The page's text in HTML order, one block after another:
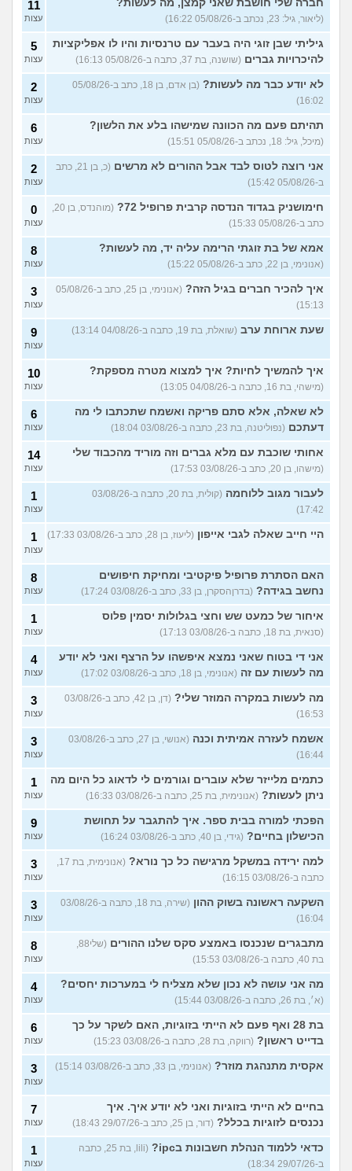
שתי אופציות קשות לפני
השירות בצה"ל (ניצן, בן 18)
2
עצות
התנשקתי עם מישהו מהבסיס
מרגישה לגבי זה (תמר, בת 20)
6
אפשרי לקבל מנ״תית בסירוב
בבאקום?
(ליה, בת 20)
0
עצות
מסלול אופק מודיעין - האם
2
מה לסמן בשאלון העדפות אם
אני לא רוצה קרבי?
1
עוד שאלות חדשות במדור
חברה שלי חושבת שאני קמצן, מה לעשות?
(ליאור, גיל: 23, נכתב ב-05/08/26 16:22)
11
עצות
גיליתי שבן זוגי היה בעבר עם טרנסיות והיו לו אפליקציות
להיכרויות גברים (שושנה, בת 37, כתבה ב-05/08/26 16:13)
5
עצות
לא יודע כבר מה לעשות?
(בן אדם, בן 18, כתב ב-05/08/26
16:02)
2
עצות
תהיתם פעם מה הכוונה שמישהו בלע את הלשון?
(מיכל, גיל: 18, נכתב ב-05/08/26 15:51)
6
עצות
אני רוצה לטוס לבד אבל ההורים לא מרשים
(כ, בן 21, כתב
ב-05/08/26 15:42)
2
עצות
חימושניק בגדוד הנדסה קרבית פרופיל 72?
(מוהנדס, בן 20,
כתב ב-05/08/26 15:33)
0
עצות
אמא של בת זוגתי הרימה עליה יד, מה לעשות?
(אנונימי, בן 22, כתב ב-05/08/26 15:22)
8
עצות
איך להכיר חברים בגיל הזה?
(אנונימי, בן 25, כתב ב-05/08/26
15:13)
3
עצות
שעת ארוחת ערב (שואלת, בת 19, כתבה ב-04/08/26 13:14) 9
עצות
איך להמשיך לחיות? איך למצוא מטרה מספקת?
(מישהי, בת 16, כתבה ב-04/08/26 13:05)
10
עצות
לא שאלה, אלא סתם פריקה ואשמח שתכתבו לי מה
דעתכם (נפוליטנה, בת 23, כתבה ב-03/08/26 18:04)
6
עצות
אחותי שוכבת עם מלא גברים וזה מוריד מהכבוד שלי
(מישהו, בן 20, כתב ב-03/08/26 17:53)
14
עצות
לעבור מגוב ללוחמה
(קולית, בת 20, כתבה ב-03/08/26
17:42)
1
עצות
היי חייב שאלה לגבי אייפון (ליעוז, בן 28, כתב ב-03/08/26 17:33) 1
עצות
האם הסתרת פרופיל פיקטיבי ומחיקת חיפושים
נחשב בגידה? (בדרןהסקרן, בן 33, כתב ב-03/08/26 17:24)
8
עצות
איחור של כמעט שש וחצי בגלולות יסמין פלוס
(סנאית, בת 18, כתבה ב-03/08/26 17:13)
1
עצות
אני די בטוח שאני נמצא איפשהו על הרצף ואני לא יודע
מה לעשות עם זה (אנונימי, בן 18, כתב ב-03/08/26 17:02)
4
עצות
מה לעשות במקרה המוזר שלי?
(דן, בן 42, כתב ב-03/08/26
16:53)
3
עצות
אשמח לעזרה אמיתית וכנה
(אנושי, בן 27, כתב ב-03/08/26
16:44)
3
עצות
כתמים מלייזר שלא עוברים וגורמים לי לדאוג כל היום מה
ניתן לעשות? (אנונימית, בת 25, כתבה ב-03/08/26 16:33)
1
עצות
הפכתי למורה בבית ספר. איך להתגבר על תחושת
הכישלון בחיים? (גידי, בן 40, כתב ב-03/08/26 16:24)
9
עצות
למה ירידה במשקל מרגישה כל כך נורא?
(אנונימית, בת 17,
כתבה ב-03/08/26 16:15)
3
עצות
השקעה ראשונה בשוק ההון
(שירה, בת 18, כתבה ב-03/08/26
16:04)
3
עצות
מתבגרים שנכנסו באמצע סקס שלנו ההורים
(שלי88,
בת 40, כתבה ב-03/08/26 15:53)
8
עצות
מה אני עושה לא נכון שלא מצליח לי במערכות יחסים?
(א׳, בת 26, כתבה ב-03/08/26 15:44)
4
עצות
בת 28 ואף פעם לא הייתי בזוגיות, האם לשקר על כך
בדייט ראשון? (רווקה, בת 28, כתבה ב-03/08/26 15:23)
6
עצות
אקסית מתנהגת מוזר? (אנונימי, בן 33, כתב ב-03/08/26 15:14) 3
עצות
בחיים לא הייתי בזוגיות ואני לא יודע איך. איך
נכנסים לזוגיות בכלל? (דור, בן 25, כתב ב-29/07/26 18:43)
7
עצות
כדאי ללמוד הנהלת חשבונות בipc?
(lili, בת 25, כתבה
ב-29/07/26 18:34)
1
עצות